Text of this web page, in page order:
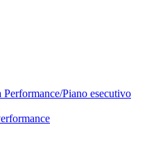
Performance/Piano esecutivo